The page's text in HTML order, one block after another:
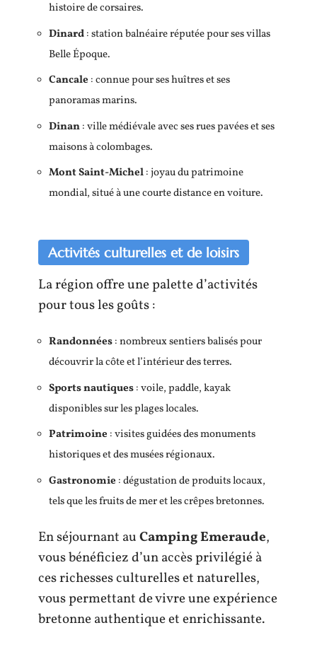
histoire de corsaires.
Dinard: station balnéaire réputée pour ses villas
Belle Époque.
Cancale : connue pour ses huîtres et ses
panoramas marins.
Dinan: ville médiévale avec ses rues pavées et ses
maisons à colombages.
Mont Saint-Michel: joyau du patrimoine
mondial, situé à une courte distance en voiture.
Activités culturelles et de loisirs
La région offre une palette d’activités
pour tous les goûts :
Randonnées: nombreux sentiers balisés pour
découvrir la côte et l’intérieur des terres.
Sports nautiques: voile, paddle, kayak
disponibles sur les plages locales.
Patrimoine : visites guidées des monuments
historiques et des musées régionaux.
Gastronomie : dégustation de produits locaux,
tels que les fruits de mer et les crêpes bretonnes.
En séjournant auCamping Emeraude,
vous bénéficiez d’un accès privilégié à
ces richesses culturelles et naturelles,
vous permettant de vivre une expérience
bretonne authentique et enrichissante.